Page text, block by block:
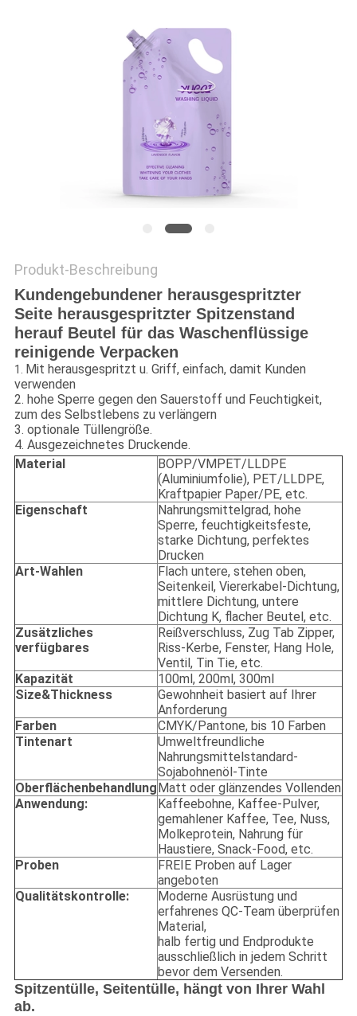
Produkt-Beschreibung
Kundengebundener herausgespritzter
Seite herausgespritzter Spitzenstand
herauf Beutel für das Waschenflüssige
reinigende Verpacken
1. Mit herausgespritzt u. Griff, einfach, damit Kunden
verwenden
2. hohe Sperre gegen den Sauerstoff und Feuchtigkeit,
zum des Selbstlebens zu verlängern
3. optionale Tüllengröße.
4. Ausgezeichnetes Druckende.
Material
BOPP/VMPET/LLDPE
(Aluminiumfolie), PET/LLDPE,
Kraftpapier Paper/PE, etc.
Eigenschaft
Nahrungsmittelgrad, hohe
Sperre, feuchtigkeitsfeste,
starke Dichtung, perfektes
Drucken
Art-Wahlen
Flach untere, stehen oben,
Seitenkeil, Viererkabel-Dichtung,
mittlere Dichtung, untere
Dichtung K, flacher Beutel, etc.
Zusätzliches
verfügbares
Reißverschluss, Zug Tab Zipper,
Riss-Kerbe, Fenster, Hang Hole,
Ventil, Tin Tie, etc.
Kapazität
100ml, 200ml, 300ml
Size&Thickness
Gewohnheit basiert auf Ihrer
Anforderung
Farben
CMYK/Pantone, bis 10 Farben
Tintenart
Umweltfreundliche
Nahrungsmittelstandard-
Sojabohnenöl-Tinte
Oberflächenbehandlung Matt oder glänzendes Vollenden
Anwendung:
Kaffeebohne, Kaffee-Pulver,
gemahlener Kaffee, Tee, Nuss,
Molkeprotein, Nahrung für
Haustiere, Snack-Food, etc.
Proben
FREIE Proben auf Lager
angeboten
Qualitätskontrolle:
Moderne Ausrüstung und
erfahrenes QC-Team überprüfen
Material,
halb fertig und Endprodukte
ausschließlich in jedem Schritt
bevor dem Versenden.
Spitzentülle, Seitentülle, hängt von Ihrer Wahl
ab.